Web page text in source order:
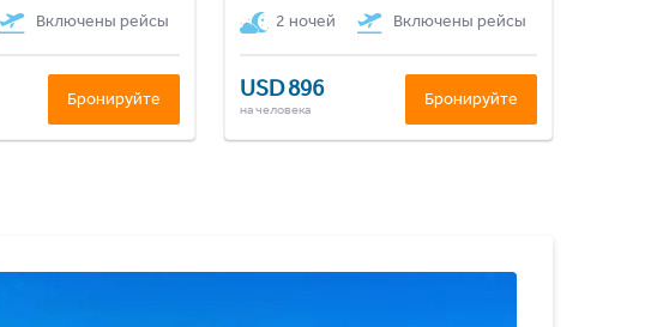
Включены рейсы
Бронируйте
2 ночей
Включены рейсы
USD 896
на человека
Бронируйте